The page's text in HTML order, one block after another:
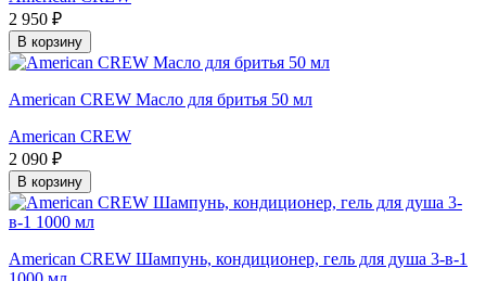
2 950 ₽
В корзину
American CREW Масло для бритья 50 мл
American CREW
2 090 ₽
В корзину
American CREW Шампунь, кондиционер, гель для душа 3-в-1